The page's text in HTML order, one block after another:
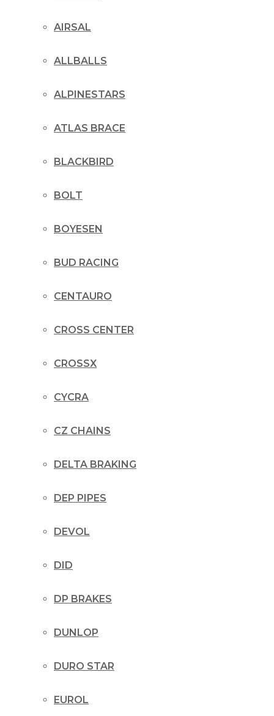
AIRSAL
ALLBALLS
ALPINESTARS
ATLAS BRACE
BLACKBIRD
BOLT
BOYESEN
BUD RACING
CENTAURO
CROSS CENTER
CROSSX
CYCRA
CZ CHAINS
DELTA BRAKING
DEP PIPES
DEVOL
DID
DP BRAKES
DUNLOP
DURO STAR
EUROL